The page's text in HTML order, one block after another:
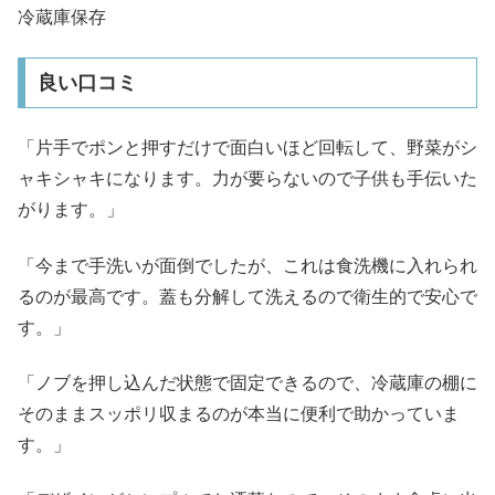
冷蔵庫保存
良い口コミ
「片手でポンと押すだけで面白いほど回転して、野菜がシ
ャキシャキになります。力が要らないので子供も手伝いた
がります。」
「今まで手洗いが面倒でしたが、これは食洗機に入れられ
るのが最高です。蓋も分解して洗えるので衛生的で安心で
す。」
「ノブを押し込んだ状態で固定できるので、冷蔵庫の棚に
そのままスッポリ収まるのが本当に便利で助かっていま
す。」